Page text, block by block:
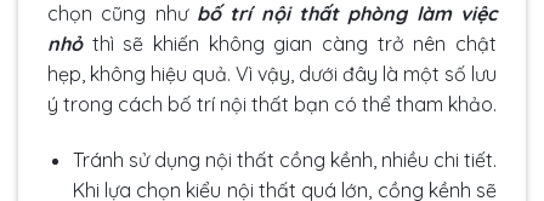
chọn cũng như bố trí nội thất phòng làm việc
nhỏ thì sẽ khiến không gian càng trở nên chật
hẹp, không hiệu quả. Vì vậy, dưới đây là một số lưu
ý trong cách bố trí nội thất bạn có thể tham khảo.
Tránh sử dụng nội thất cồng kềnh, nhiều chi tiết.
Khi lựa chọn kiểu nội thất quá lớn, cồng kềnh sẽ